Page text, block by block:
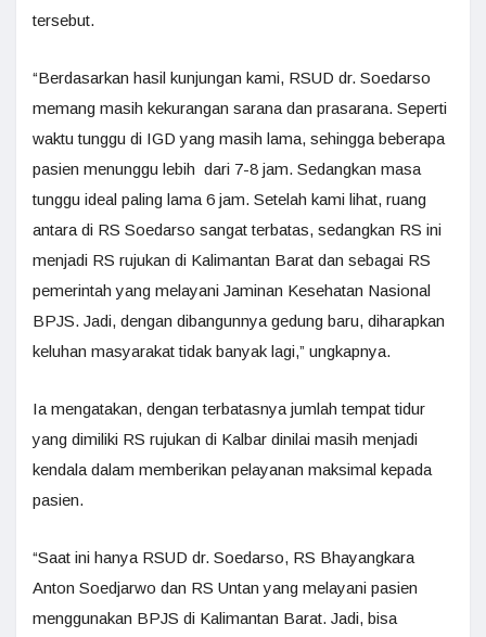
tersebut.
“Berdasarkan hasil kunjungan kami, RSUD dr. Soedarso
memang masih kekurangan sarana dan prasarana. Seperti
waktu tunggu di IGD yang masih lama, sehingga beberapa
pasien menunggu lebih dari 7-8 jam. Sedangkan masa
tunggu ideal paling lama 6 jam. Setelah kami lihat, ruang
antara di RS Soedarso sangat terbatas, sedangkan RS ini
menjadi RS rujukan di Kalimantan Barat dan sebagai RS
pemerintah yang melayani Jaminan Kesehatan Nasional
BPJS. Jadi, dengan dibangunnya gedung baru, diharapkan
keluhan masyarakat tidak banyak lagi,” ungkapnya.
Ia mengatakan, dengan terbatasnya jumlah tempat tidur
yang dimiliki RS rujukan di Kalbar dinilai masih menjadi
kendala dalam memberikan pelayanan maksimal kepada
pasien.
“Saat ini hanya RSUD dr. Soedarso, RS Bhayangkara
Anton Soedjarwo dan RS Untan yang melayani pasien
menggunakan BPJS di Kalimantan Barat. Jadi, bisa